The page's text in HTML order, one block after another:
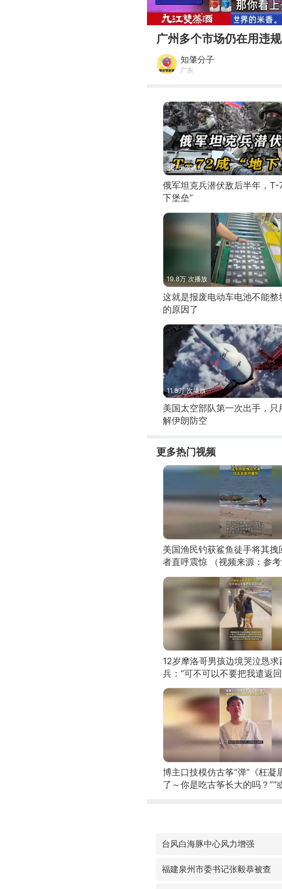
00:00
广州多个市场仍在用违
知肇分子
广东
3675 次播放
俄军坦克兵潜伏敌后半年，T-
下堡垒”
19.8万 次播放
这就是报废电动车电池不能整
的原因了
11.8万 次播放
美国太空部队第一次出手，只
解伊朗防空
更多热门视频
美国渔民钓获鲨鱼徒手将其拽
者直呼震惊 （视频来源：参考
12岁摩洛哥男孩边境哭泣恳求
兵：“可不可以不要把我遣返
博主口技模仿古筝“弹”《枉凝
了～你是吃古筝长大的吗？”“
台风白海豚中心风力增强
福建泉州市委书记张毅恭被查